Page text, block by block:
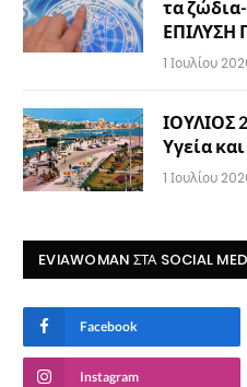
τα
ΕΠΙΛΥΣΗ
1 Ιουλίου
ΙΟΥΛΙΟΣ
Υγεία
1 Ιουλίου
EVIAWOMAN ΣΤΑ SOCIAL
Facebook
Instagram